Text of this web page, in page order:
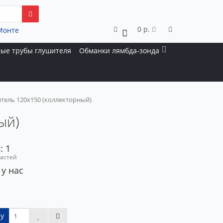
0 0 р.
трубы глушителя Обманки лямбда-зонда
120x150 (коллекторный)
1
нас